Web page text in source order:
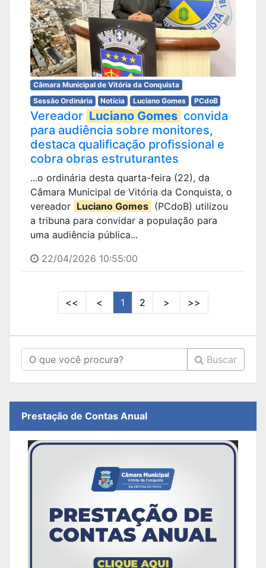
Câmara Municipal de Vitória da Conquista
Sessão Ordinária
Notícia Luciano Gomes PCdoB
Vereador Luciano Gomes convida
para audiência sobre monitores,
destaca qualificação profissional e
cobra obras estruturantes
...o ordinária desta quarta-feira (22), da
Câmara Municipal de Vitória da Conquista, o
vereador Luciano Gomes (PCdoB) utilizou
a tribuna para convidar a população para
uma audiência pública...
22/04/2026 10:55:00
<< < 1 2 > >>
Buscar
Prestação de Contas Anual